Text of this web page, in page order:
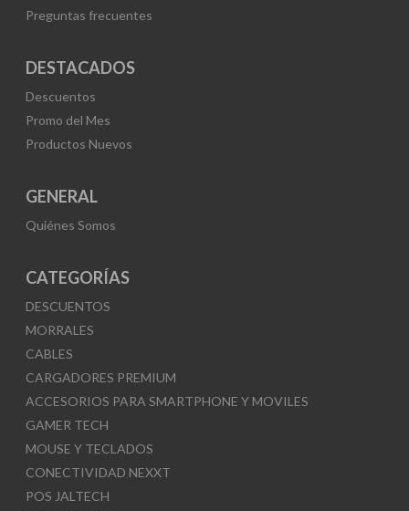
Preguntas frecuentes
DESTACADOS
Descuentos
Promo del Mes
Productos Nuevos
GENERAL
Quiénes Somos
CATEGORÍAS
DESCUENTOS
MORRALES
CABLES
CARGADORES PREMIUM
ACCESORIOS PARA SMARTPHONE Y MOVILES
GAMER TECH
MOUSE Y TECLADOS
CONECTIVIDAD NEXXT
POS JALTECH